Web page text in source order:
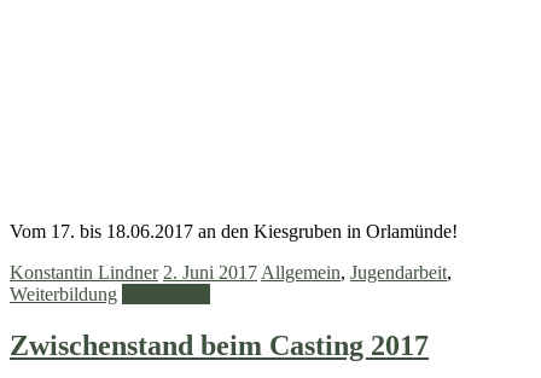
Vom 17. bis 18.06.2017 an den Kiesgruben in Orlamünde!
Konstantin Lindner 2. Juni 2017 Allgemein, Jugendarbeit,
Weiterbildung
Zwischenstand beim Casting 2017